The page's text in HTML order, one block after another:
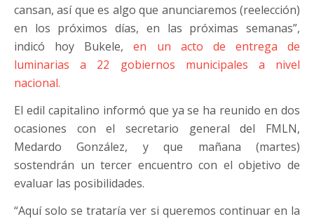
cansan, así que es algo que anunciaremos (reelección)
en los próximos días, en las próximas semanas”,
indicó hoy Bukele,en un acto de entrega de
luminarias a 22 gobiernos municipales a nivel
nacional.
El edil capitalino informó que ya se ha reunido en dos
ocasiones con el secretario general del FMLN,
Medardo González, y que mañana (martes)
sostendrán un tercer encuentro con el objetivo de
evaluar las posibilidades.
“Aquí solo se trataría ver si queremos continuar en la